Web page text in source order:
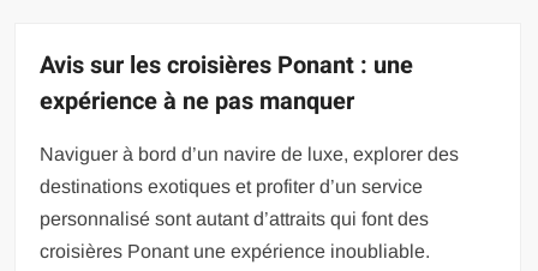
Avis sur les croisières Ponant : une
expérience à ne pas manquer
Naviguer à bord d’un navire de luxe, explorer des
destinations exotiques et profiter d’un service
personnalisé sont autant d’attraits qui font des
croisières Ponant une expérience inoubliable.